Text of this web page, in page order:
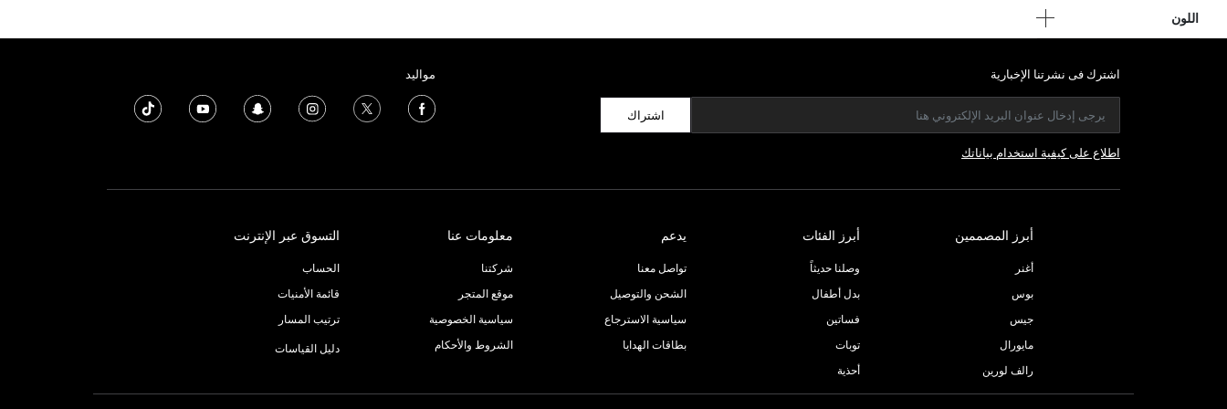
اللون
اشترك فى نشرتنا الإخبارية
اشتراك
اطلاع على كيفية استخدام بياناتك
مواليد
أبرز المصممين
أغنر
بوس
جيس
مايورال
رالف لورين
أبرز الفئات
وصلنا حديثاً
بدل أطفال
فساتين
توبات
أحذية
يدعم
تواصل معنا
الشحن والتوصيل
سياسية الاسترجاع
بطاقات الهدايا
معلومات عنا
شركتنا
موقع المتجر
سياسية الخصوصية
الشروط والأحكام
التسوق عبر الإنترنت
الحساب
قائمة الأمنيات
ترتيب المسار
دليل القياسات